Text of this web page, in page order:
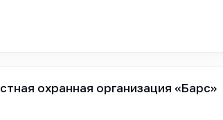
охранная организация «Барс»